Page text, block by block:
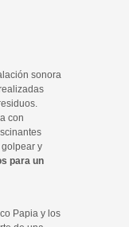
sonora
con
golpear y
para un
Papia y los